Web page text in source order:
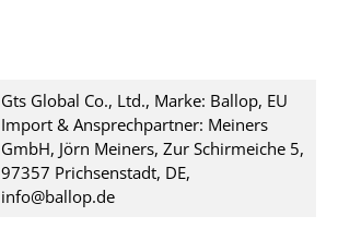
Gts Global Co., Ltd., Marke: Ballop, EU
Import & Ansprechpartner: Meiners
GmbH, Jörn Meiners, Zur Schirmeiche 5,
97357 Prichsenstadt, DE,
info@ballop.de